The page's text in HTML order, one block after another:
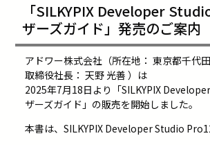
「SILKYPIX Developer
ザーズガイド」発売のご案内
アドワー株式会社（所在地： 東京都千代
取締役社長： 天野 光善 ）は
2025年7月18日より「SILKYPIX
ザーズガイド」の販売を開始しました。
本書は、SILKYPIX Developer Studio